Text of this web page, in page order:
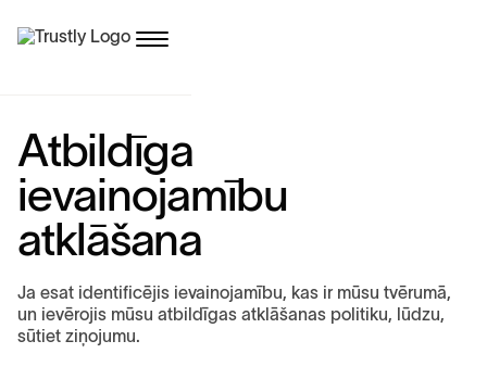
Atbildīga
ievainojamību
atklāšana
Ja esat identificējis ievainojamību, kas ir mūsu tvērumā,
un ievērojis mūsu atbildīgas atklāšanas politiku, lūdzu,
sūtiet ziņojumu.